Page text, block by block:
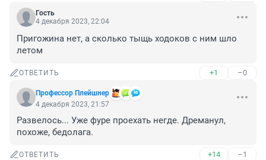
Гость
4 декабря 2023, 22:04
Пригожина нет, а сколько тыщь ходоков с ним шло
летом
ОТВЕТИТЬ +1 –0
Профессор Плейшнер
4 декабря 2023, 21:57
Развелось... Уже фуре проехать негде. Дреманул,
похоже, бедолага.
ОТВЕТИТЬ +14 –1